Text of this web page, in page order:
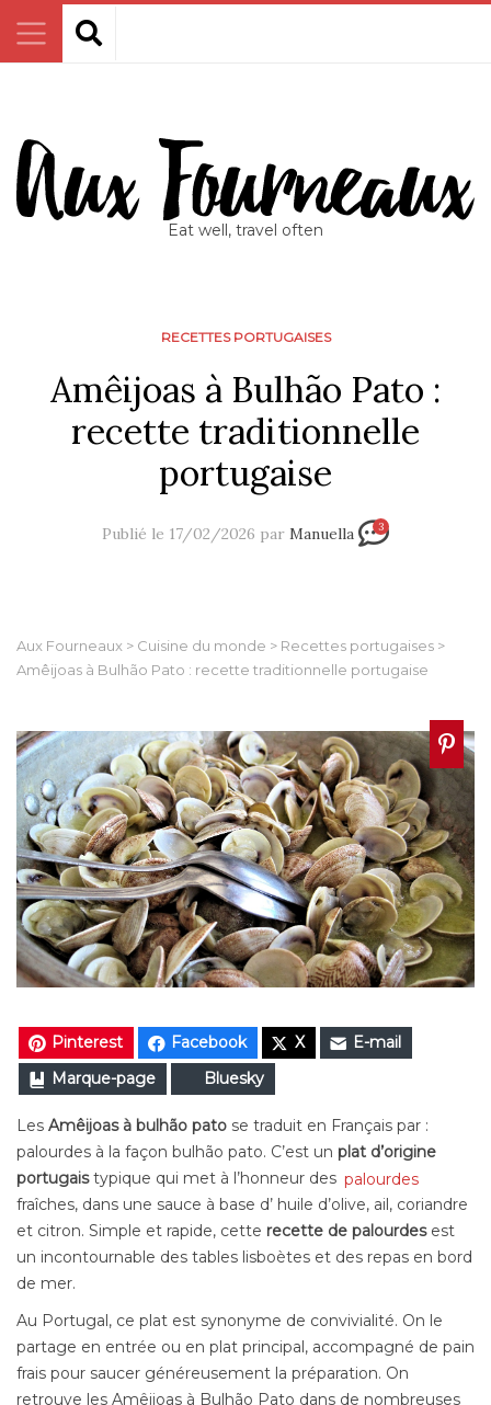
Eat well, travel often
RECETTES PORTUGAISES
Amêijoas à Bulhão Pato :
recette traditionnelle
portugaise
Publié le 17/02/2026 par Manuella 3
Aux Fourneaux > Cuisine du monde > Recettes portugaises >
Amêijoas à Bulhão Pato : recette traditionnelle portugaise
Pinterest Facebook X
E-mail
Marque-page
Bluesky
Les Amêijoas à bulhão pato se traduit en Français par :
palourdes à la façon bulhão pato. C’est un plat d’origine
portugaistypique qui met à l’honneur des palourdes
fraîches, dans une sauce à base d’ huile d’olive, ail, coriandre
et citron. Simple et rapide, cette recette de palourdesest
un incontournable des tables lisboètes et des repas en bord
de mer.
Au Portugal, ce plat est synonyme de convivialité. On le
partage en entrée ou en plat principal, accompagné de pain
frais pour saucer généreusement la préparation. On
retrouve les Amêijoas à Bulhão Pato dans de nombreuses